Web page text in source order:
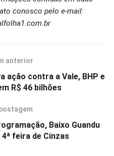
conosco pelo e-mail:
anterior
ação contra a Vale, BHP e
R$ 46 bilhões
Baixo Guandu
feira de Cinzas